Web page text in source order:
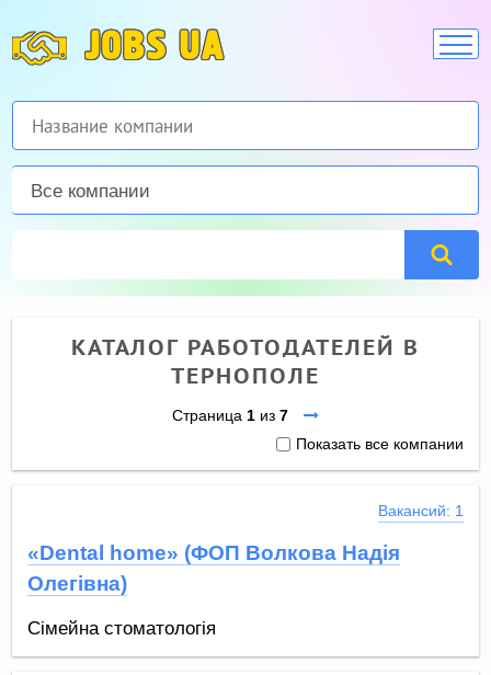
JOBS UA
Все компании
КАТАЛОГ РАБОТОДАТЕЛЕЙ В
ТЕРНОПОЛЕ
Страница 1 из 7
Показать все компании
Вакансий: 1
«Dental home» (ФОП Волкова Надія
Олегівна)
Сімейна стоматологія